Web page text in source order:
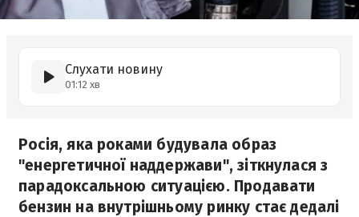
Слухати новину
01:12 хв
Росія, яка роками будувала образ
"енергетичної наддержави", зіткнулася з
парадоксальною ситуацією. Продавати
бензин на внутрішньому ринку стає дедалі